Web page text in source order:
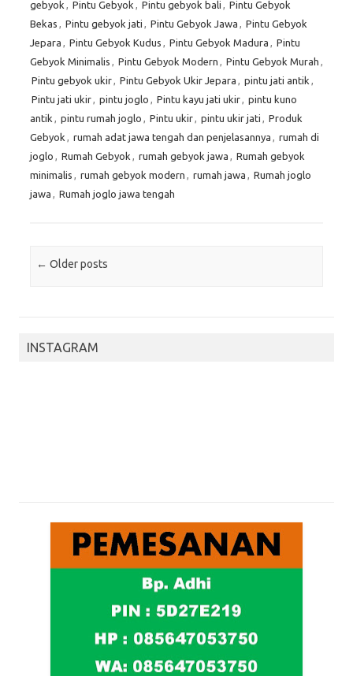
gebyok , Pintu Gebyok , Pintu gebyok bali , Pintu Gebyok
Bekas , Pintu gebyok jati , Pintu Gebyok Jawa , Pintu Gebyok
Jepara , Pintu Gebyok Kudus , Pintu Gebyok Madura , Pintu
Gebyok Minimalis , Pintu Gebyok Modern , Pintu Gebyok Murah ,
Pintu gebyok ukir, Pintu Gebyok Ukir Jepara , pintu jati antik ,
Pintu jati ukir, pintu joglo , Pintu kayu jati ukir, pintu kuno
antik , pintu rumah joglo , Pintu ukir, pintu ukir jati , Produk
Gebyok , rumah adat jawa tengah dan penjelasannya , rumah di
joglo , Rumah Gebyok , rumah gebyok jawa , Rumah gebyok
minimalis , rumah gebyok modern , rumah jawa , Rumah joglo
jawa , Rumah joglo jawa tengah
Post navigation
← Older posts
INSTAGRAM